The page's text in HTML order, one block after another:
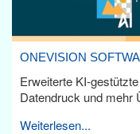
ONEVISION
Erweiterte KI-
Datendruck und mehr
Weiterlesen...